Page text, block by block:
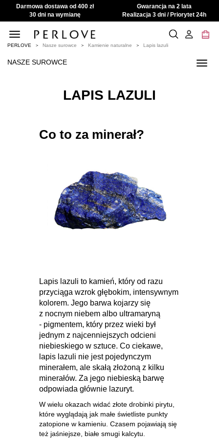
Darmowa dostawa od 400 zł
Gwarancja na 2 lata
30 dni na wymianę
Realizacja 3 dni / Priorytet 24h
Toggle
navigation
PERLOVE Nasze surowce Kamienie naturalne Lapis lazuli
NASZE SUROWCE
LAPIS LAZULI
Co to za minerał?
Lapis lazuli to kamień, który od razu
przyciąga wzrok głębokim, intensywnym
kolorem. Jego barwa kojarzy się
z nocnym niebem albo ultramaryną
- pigmentem, który przez wieki był
jednym z najcenniejszych odcieni
niebieskiego w sztuce. Co ciekawe,
lapis lazuli nie jest pojedynczym
minerałem, ale skałą złożoną z kilku
minerałów. Za jego niebieską barwę
odpowiada głównie lazuryt.
W wielu okazach widać złote drobinki pirytu,
które wyglądają jak małe świetliste punkty
zatopione w kamieniu. Czasem pojawiają się
też jaśniejsze, białe smugi kalcytu.